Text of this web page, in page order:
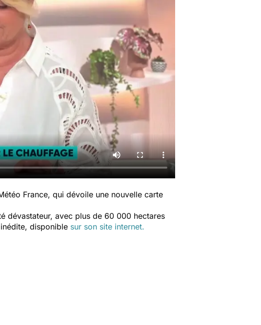
France, qui dévoile une nouvelle carte
dévastateur, avec plus de 60 000 hectares
disponible sur son site internet.